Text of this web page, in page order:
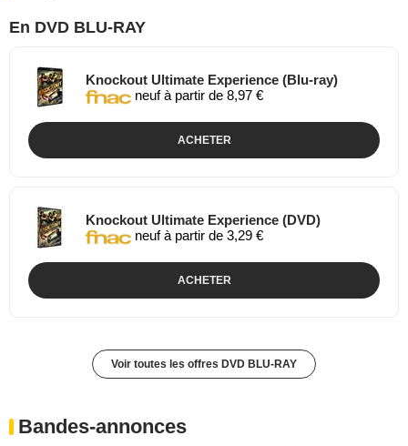
En DVD BLU-RAY
Knockout Ultimate Experience (Blu-ray)
neuf à partir de 8,97 €
ACHETER
Knockout Ultimate Experience (DVD)
neuf à partir de 3,29 €
ACHETER
Voir toutes les offres DVD BLU-RAY
Bandes-annonces